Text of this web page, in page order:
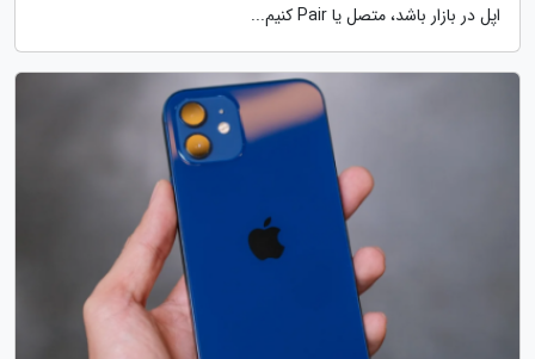
اپل در بازار باشد، متصل یا Pair کنیم...